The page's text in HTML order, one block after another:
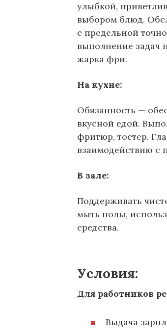
улыбкой,
выбором блюд.
с предельной
выполнение задач
жарка фри.
На кухне:
Обязанность —
вкусной едой.
фритюр, тостер.
взаимодействию с
В зале:
Поддерживать
мыть полы,
средства.
Условия:
Для работников
Выдача